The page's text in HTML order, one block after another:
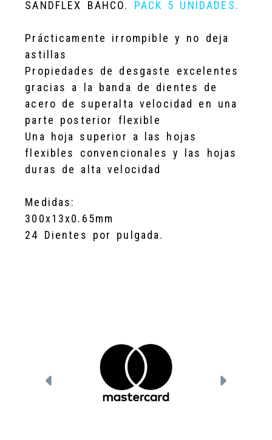
SANDFLEX BAHCO. PACK 5 UNIDADES.
Prácticamente irrompible y no deja
astillas
Propiedades de desgaste excelentes
gracias a la banda de dientes de
acero de superalta velocidad en una
parte posterior flexible
Una hoja superior a las hojas
flexibles convencionales y las hojas
duras de alta velocidad
Medidas:
300x13x0.65mm
24 Dientes por pulgada.
Anterior